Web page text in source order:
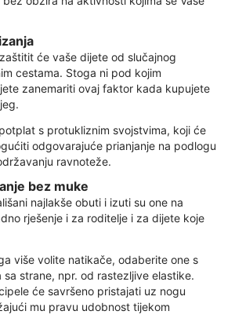
će vaše dijete od slučajnog
cestama. Stoga ni pod kojim
zanemariti ovaj faktor kada kupujete
s protukliznim svojstvima, koji će
odgovarajuće prianjanje na podlogu
ravnoteže.
bez muke
najlakše obuti i izuti su one na
rješenje i za roditelje i za dijete koje
više volite natikače, odaberite one s
sa strane, npr. od rastezljive elastike.
će savršeno pristajati uz nogu
mu pravu udobnost tijekom